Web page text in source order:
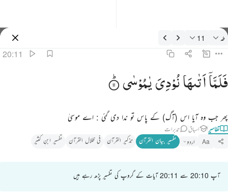
تفسیر: طه 20:11
طه 11
20:11
فلما اتاها نودي يا موسى ١١
فَلَمَّآ أَتَىٰهَا نُودِىَ يَـٰمُوسَىٰٓ ١١
فَلَمَّاۤاَتٰىهَانُوْدِیَیٰمُوْسٰی
پھر جب وہ آیا اس (آگ) کے پاس تو ندا دی گئی : اے موسیٰ
تفاسیر اسباق تدبرات
Aa اردو تفسیر بیان القرآن تذکیر القرآن فی ظلال القرآن تفسیر ابنِ کثیر
آپ 20:10 سے 20:11 آیات کے گروپ کی تفسیر پڑھ رہے ہیں